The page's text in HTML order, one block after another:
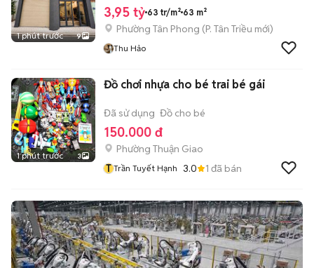
1 phút trước 9
3,95 tỷ 63 tr/m² 63 m²
Phường Tân Phong (P. Tân Triều mới)
Thu Hảo
1 phút trước 3
Đồ chơi nhựa cho bé trai bé gái
Đã sử dụng Đồ cho bé
150.000 đ
Phường Thuận Giao
T Trần Tuyết Hạnh 3.0 1 đã bán